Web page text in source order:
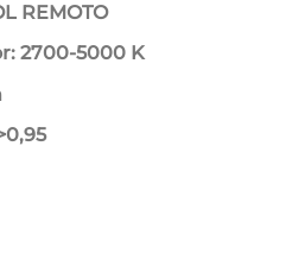
REMOTO
2700-5000 K